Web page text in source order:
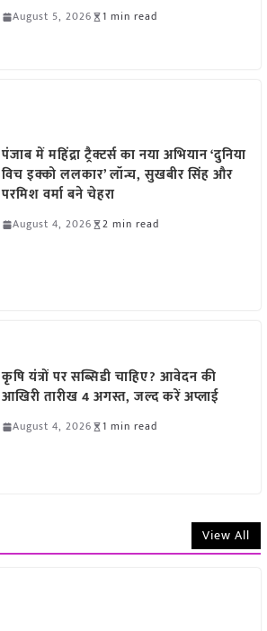
August 5, 2026 1 min read
पंजाब में महिंद्रा ट्रैक्टर्स का नया अभियान ‘दुनिया
विच इक्को ललकार’ लॉन्च, सुखबीर सिंह और
परमिश वर्मा बने चेहरा
August 4, 2026 2 min read
कृषि यंत्रों पर सब्सिडी चाहिए? आवेदन की
आखिरी तारीख 4 अगस्त, जल्द करें अप्लाई
August 4, 2026 1 min read
View All